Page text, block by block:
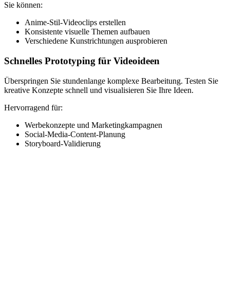
Sie können:
Anime-Stil-Videoclips erstellen
Konsistente visuelle Themen aufbauen
Verschiedene Kunstrichtungen ausprobieren
Schnelles Prototyping für Videoideen
Überspringen Sie stundenlange komplexe Bearbeitung. Testen Sie
kreative Konzepte schnell und visualisieren Sie Ihre Ideen.
Hervorragend für:
Werbekonzepte und Marketingkampagnen
Social-Media-Content-Planung
Storyboard-Validierung